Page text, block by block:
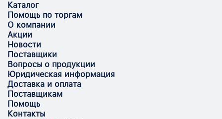
Каталог
Помощь по торгам
О компании
Акции
Новости
Поставщики
Вопросы о продукции
Юридическая информация
Доставка и оплата
Поставщикам
Помощь
Контакты